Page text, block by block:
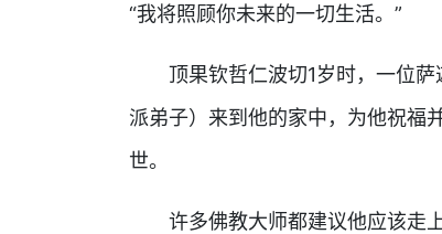
“我将照顾你未来的一切生活。”
顶果钦哲仁波切1岁时，一位萨
派弟子）来到他的家中，为他祝福
世。
许多佛教大师都建议他应该走上